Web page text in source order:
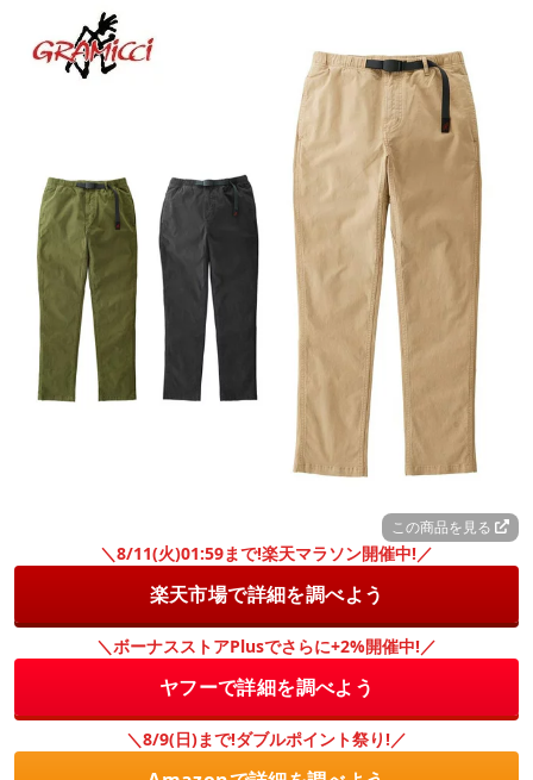
この商品を見る
＼8/11(火)01:59まで!楽天マラソン開催中!／
楽天市場で詳細を調べよう
＼ボーナスストアPlusでさらに+2%開催中!／
ヤフーで詳細を調べよう
＼8/9(日)まで!ダブルポイント祭り!／